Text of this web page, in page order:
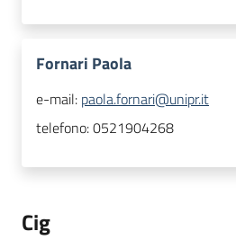
Fornari Paola
e-mail: paola.fornari@unipr.it
telefono:0521904268
Cig